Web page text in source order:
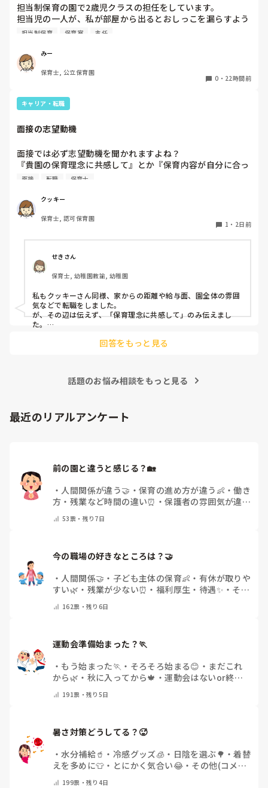
家でもやることはあります。
日常生活すら支障をきたすほどになりました。
椅子に座って作業をすれば？
と、園で言われました。
なので、子ども椅子程度の高さの踏み台に座って、試してみ
ただじっと座っていても、5分も座ればお尻に痛みがきま
す。
この高さの作業だと意外に、
なること多いことに気づきました。
その度にあちらこちらに痛みが来て
立ち上がる時には、膝や太ももが固まり痛みが……
腰痛、膝痛お持ちの方は、どの程度の痛みで働かれているの
でしょうか。
出産等で、幾度か開腹手術をしましたが、翌日には歩けまし
たし…
今回は、今少し治まっている痛みがぶり返したどうしようと
いう思いもあり、ちょっと無理かも…と思い始めています。
まだ急性期ということと、昔、夫が腰を痛めてすぐに整骨院
に行ってより酷くなって帰ってきたことがあり、怖くて行け
担当制保育の園で2歳児クラスの担任をしています。
担当児の一人が、私が部屋から出るとおしっこを漏らすよう
になりました。
4月から私への執着が強かったのですが、特に寝かしつけの
時に私がそばに行かないと繰り返し大きい声で呼んだり私が
寝かしつけしている子にちょっかいを出したり、何回もトイ
もしばしば…
パンツで寝れる子が増えてきて、寝かしつけの時にトイレに
うとするとその子も行きたがります。
ので、その子には待っててねといい外に出ていました。今日
はそれで2回漏らしています。
2回目は私は見ていないのですが、かなり微量だったそう
しているように見えると言われました。
日頃からそのことの関わりはしっかり持てるように意識はし
ていますが…
担当制保育 保育室 主任
みー
保育士, 公立保育園
0 ・ 22時間前
キャリア・転職
面接の志望動機
面接では必ず志望動機を聞かれますよね？
『貴園の保育理念に共感して』とか『保育内容が自分に合っ
てると思いました』等々が多いかと思いますが、実際はどう
私自身、園の雰囲気とか園の規模、保育内容は勘案しますが
正直なところ、家から通いやすいか、給与はどうか…という
ところに重きを置いています
皆さんは、志望動機をどのように答えていますか？また、本
音はどうですか？
面接 転職 保育士
クッキー
保育士, 認可保育園
1 ・ 2日前
せきさん
保育士, 幼稚園教諭, 幼稚園
私もクッキーさん同様、家からの距離や給与面、園全体の雰囲
気などで転職をしました。
が、その辺は伝えず、「保育理念に共感して」のみ伝えまし
た。
回答をもっと見る
話題のお悩み相談をもっと見る
最近のリアルアンケート
前の園と違うと感じる？🏡
・ 人間関係が違う🤝 ・ 保育の進め方が違う👶 ・働き
方・残業など時間の違い⏰ ・保護者の雰囲気が違う
で教えてください)
53票・ 残り7日
・ 人間関係🤝 ・ 子ども主体の保育👶 ・ 有休が取りや
すい🌿 ・ 残業が少ない⏰ ・ 福利厚生・待遇✨ ・ その
162票・残り6日
運動会準備始まった？🏃
・ もう始まった🏃 ・ そろそろ始まる😊 ・ まだこれ
から🌿 ・ 秋に入ってから🍁 ・運動会はないor終わ
191票・残り5日
暑さ対策どうしてる？🥵
・水分補給🥤 ・ 冷感グッズ🧊 ・ 日陰を選ぶ🌳 ・着替
えを多めに👕 ・ とにかく気合い😂・ その他(コメン
199票・残り4日